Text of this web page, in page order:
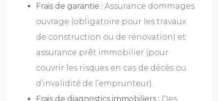
Frais de garantie : Assurance dommages
ouvrage (obligatoire pour les travaux
de construction ou de rénovation) et
assurance prêt immobilier (pour
couvrir les risques en cas de décès ou
d’invalidité de l’emprunteur).
Frais de diagnostics immobiliers : Des